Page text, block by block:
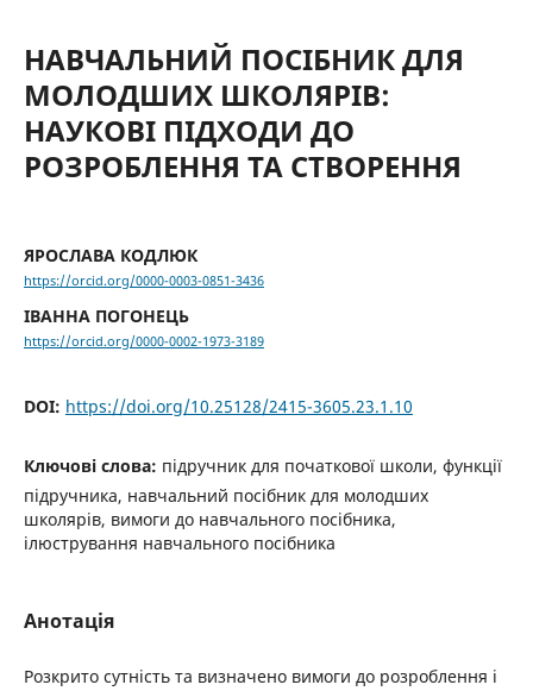
НАВЧАЛЬНИЙ ПОСІБНИК ДЛЯ
МОЛОДШИХ ШКОЛЯРІВ:
НАУКОВІ ПІДХОДИ ДО
РОЗРОБЛЕННЯ ТА СТВОРЕННЯ
ЯРОСЛАВА КОДЛЮК
https://orcid.org/0000-0003-0851-3436
ІВАННА ПОГОНЕЦЬ
https://orcid.org/0000-0002-1973-3189
DOI: https://doi.org/10.25128/2415-3605.23.1.10
Ключові слова: підручник для початкової школи, функції
підручника, навчальний посібник для молодших
школярів, вимоги до навчального посібника,
ілюстрування навчального посібника
Анотація
Розкрито сутність та визначено вимоги до розроблення і